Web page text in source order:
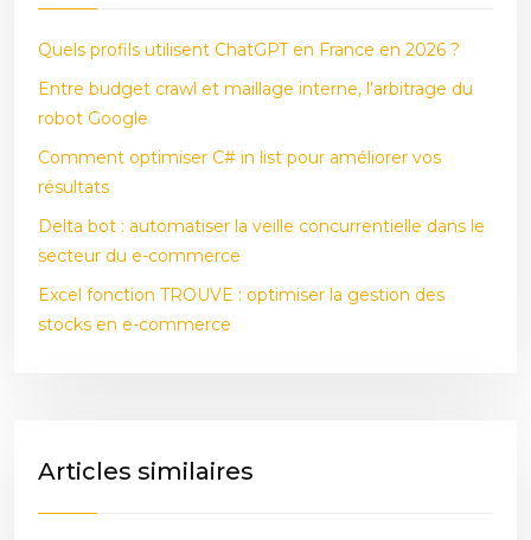
Quels profils utilisent ChatGPT en France en 2026 ?
Entre budget crawl et maillage interne, l’arbitrage du
robot Google
Comment optimiser C# in list pour améliorer vos
résultats
Delta bot : automatiser la veille concurrentielle dans le
secteur du e-commerce
Excel fonction TROUVE : optimiser la gestion des
stocks en e-commerce
Articles similaires